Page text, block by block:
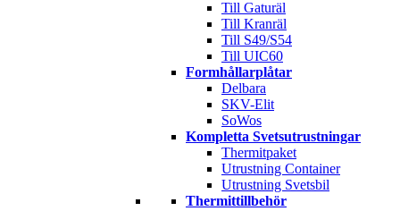
Till Gaturäl
Till Kranräl
Till S49/S54
Till UIC60
Formhållarplåtar
Delbara
SKV-Elit
SoWos
Kompletta Svetsutrustningar
Thermitpaket
Utrustning Container
Utrustning Svetsbil
Thermittillbehör